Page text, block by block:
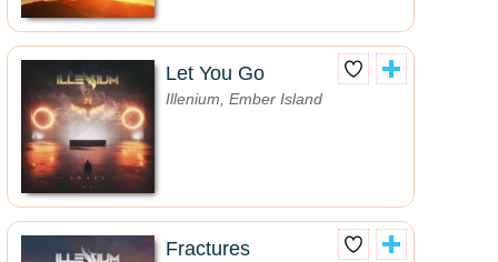
Let You Go
Illenium, Ember Island
Fractures